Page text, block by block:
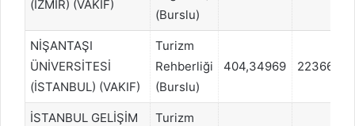
(İZMİR) (VAKIF)
(Burslu)
NİŞANTAŞI
ÜNİVERSİTESİ
(İSTANBUL) (VAKIF)
Turizm
Rehberliği
(Burslu)
404,34969 22366
İSTANBUL GELİŞİM
Turizm